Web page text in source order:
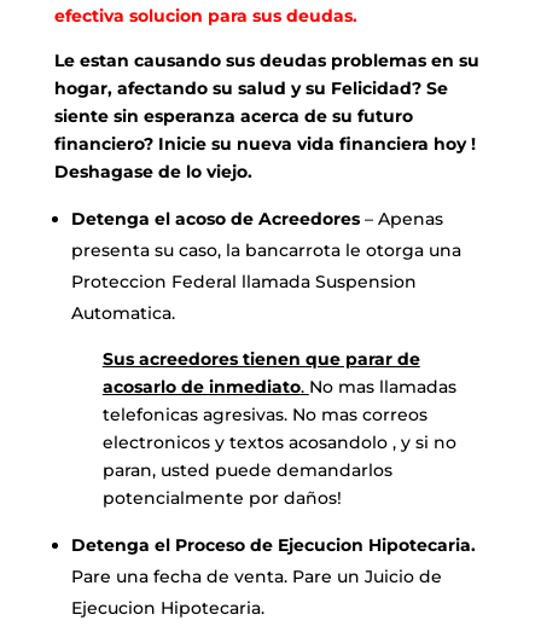
efectiva solucion para sus deudas.
Le estan causando sus deudas problemas en su
hogar, afectando su salud y su Felicidad? Se
siente sin esperanza acerca de su futuro
financiero? Inicie su nueva vida financiera hoy !
Deshagase de lo viejo.
Detenga el acoso de Acreedores– Apenas
presenta su caso, la bancarrota le otorga una
Proteccion Federal llamada Suspension
Automatica.
Sus acreedores tienen que parar de
acosarlo de inmediato. No mas llamadas
telefonicas agresivas. No mas correos
electronicos y textos acosandolo , y si no
paran, usted puede demandarlos
potencialmente por daños!
Detenga el Proceso de Ejecucion Hipotecaria.
Pare una fecha de venta. Pare un Juicio de
Ejecucion Hipotecaria.